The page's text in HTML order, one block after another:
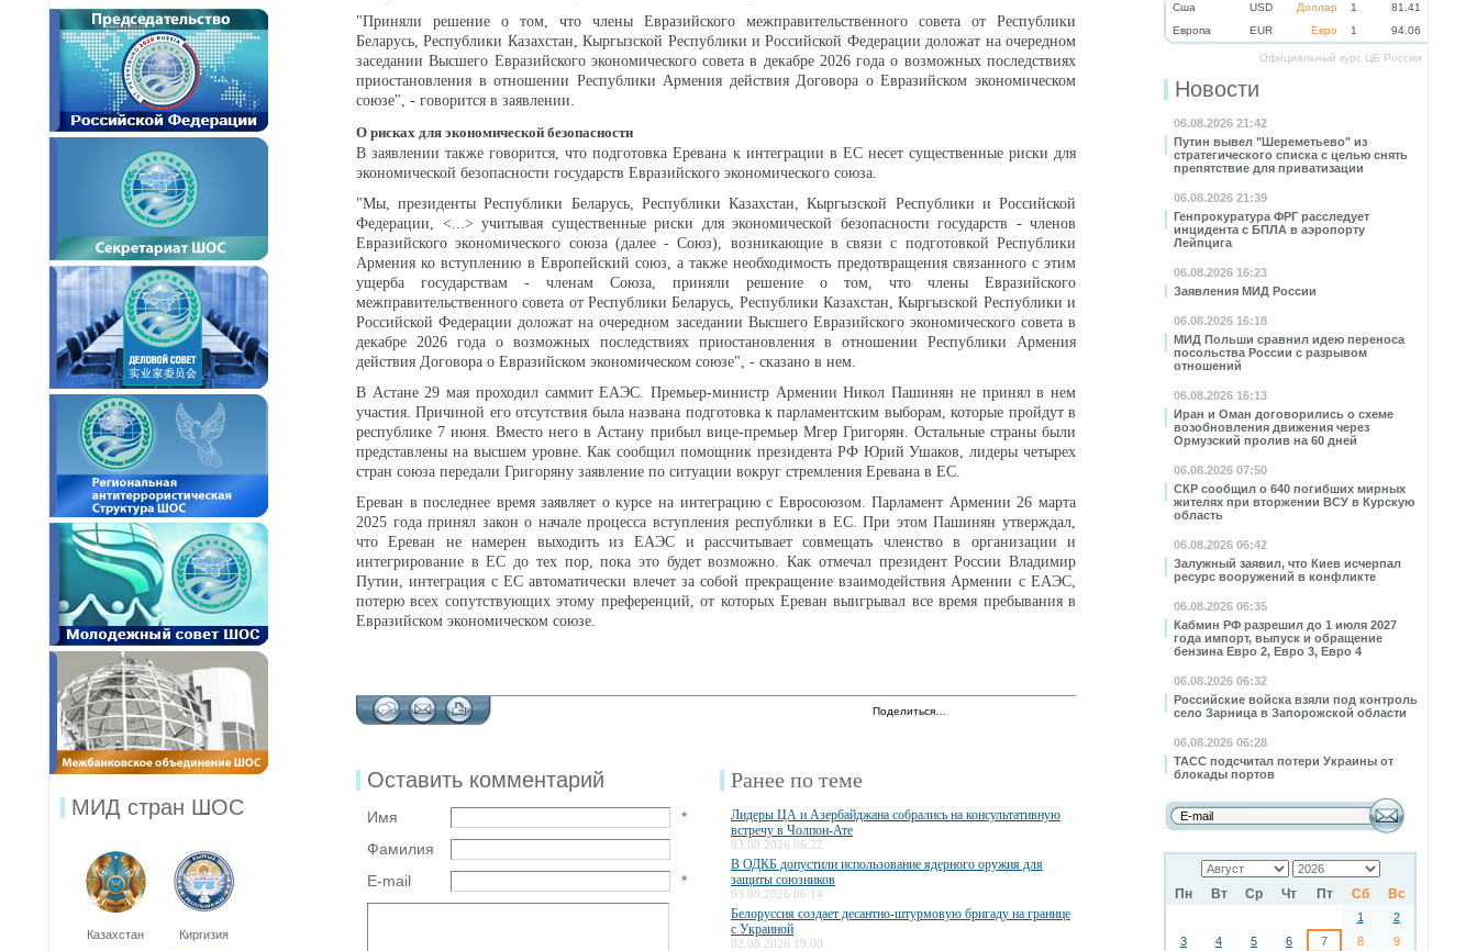
Cша USD Доллар 1
81.41
Eвропа
EUR Евро 1 94.06
Официальный курс ЦБ России
Новости
06.08.2026 21:42
Путин вывел "Шереметьево" из
стратегического списка с целью снять
препятствие для приватизации
06.08.2026 21:39
Генпрокуратура ФРГ расследует
инцидента с БПЛА в аэропорту
Лейпцига
06.08.2026 16:23
Заявления МИД России
06.08.2026 16:18
МИД Польши сравнил идею переноса
посольства России с разрывом
отношений
06.08.2026 16:13
Иран и Оман договорились о схеме
возобновления движения через
Ормузский пролив на 60 дней
06.08.2026 07:50
СКР сообщил о 640 погибших мирных
жителях при вторжении ВСУ в Курскую
область
06.08.2026 06:42
Залужный заявил, что Киев исчерпал
ресурс вооружений в конфликте
06.08.2026 06:35
Кабмин РФ разрешил до 1 июля 2027
года импорт, выпуск и обращение
бензина Евро 2, Евро 3, Евро 4
06.08.2026 06:32
Российские войска взяли под контроль
село Зарница в Запорожской области
06.08.2026 06:28
ТАСС подсчитал потери Украины от
блокады портов
Пн Вт Ср Чт Пт Сб Вс
1
2
3
4 5 6 7 8
9
МИД стран ШОС
Казахстан Киргизия
"Приняли решение о том, что члены Евразийского межправительственного совета от Республики
Беларусь, Республики Казахстан, Кыргызской Республики и Российской Федерации доложат на очередном
заседании Высшего Евразийского экономического совета в декабре 2026 года о возможных последствиях
приостановления в отношении Республики Армения действия Договора о Евразийском экономическом
союзе", - говорится в заявлении.
О рисках для экономической безопасности
В заявлении также говорится, что подготовка Еревана к интеграции в ЕС несет существенные риски для
экономической безопасности государств Евразийского экономического союза.
"Мы, президенты Республики Беларусь, Республики Казахстан, Кыргызской Республики и Российской
Федерации, <...> учитывая существенные риски для экономической безопасности государств - членов
Евразийского экономического союза (далее - Союз), возникающие в связи с подготовкой Республики
Армения ко вступлению в Европейский союз, а также необходимость предотвращения связанного с этим
ущерба государствам - членам Союза, приняли решение о том, что члены Евразийского
межправительственного совета от Республики Беларусь, Республики Казахстан, Кыргызской Республики и
Российской Федерации доложат на очередном заседании Высшего Евразийского экономического совета в
декабре 2026 года о возможных последствиях приостановления в отношении Республики Армения
действия Договора о Евразийском экономическом союзе", - сказано в нем.
В Астане 29 мая проходил саммит ЕАЭС. Премьер-министр Армении Никол Пашинян не принял в нем
участия. Причиной его отсутствия была названа подготовка к парламентским выборам, которые пройдут в
республике 7 июня. Вместо него в Астану прибыл вице-премьер Мгер Григорян. Остальные страны были
представлены на высшем уровне. Как сообщил помощник президента РФ Юрий Ушаков, лидеры четырех
стран союза передали Григоряну заявление по ситуации вокруг стремления Еревана в ЕС.
Ереван в последнее время заявляет о курсе на интеграцию с Евросоюзом. Парламент Армении 26 марта
2025 года принял закон о начале процесса вступления республики в ЕС. При этом Пашинян утверждал,
что Ереван не намерен выходить из ЕАЭС и рассчитывает совмещать членство в организации и
интегрирование в ЕС до тех пор, пока это будет возможно. Как отмечал президент России Владимир
Путин, интеграция с ЕС автоматически влечет за собой прекращение взаимодействия Армении с ЕАЭС,
потерю всех сопутствующих этому преференций, от которых Ереван выигрывал все время пребывания в
Евразийском экономическом союзе.
Поделиться…
Оставить комментарий
Имя
*
Фамилия
E-mail
*
Ранее по теме
Лидеры ЦА и Азербайджана собрались на консультативную
встречу в Чолпон-Ате
03.08.2026 06:22
В ОДКБ допустили использование ядерного оружия для
защиты союзников
03.08.2026 06:14
Белоруссия создает десантно-штурмовую бригаду на границе
с Украиной
02.08.2026 19:00